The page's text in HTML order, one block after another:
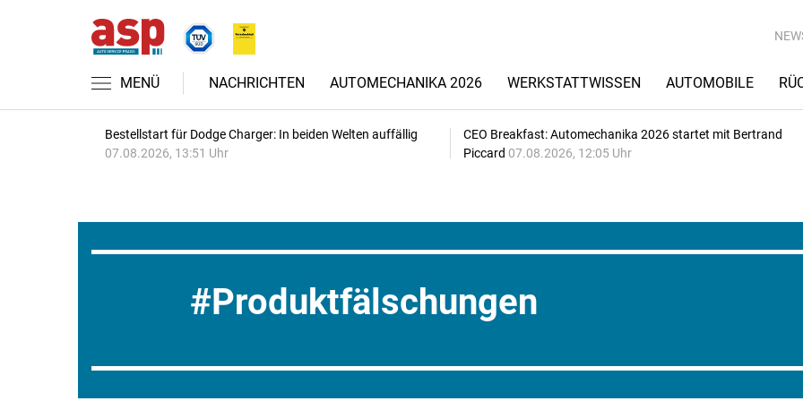
MENÜ NACHRICHTEN AUTOMECHANIKA 2026 WERKSTATTWISSEN AUTOMOBILE
Bestellstart für Dodge Charger: In beiden Welten auffällig
07.08.2026, 13:51 Uhr
CEO Breakfast: Automechanika 2026 startet mit Bertrand
Piccard 07.08.2026, 12:05 Uhr
Produktfälschungen